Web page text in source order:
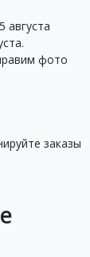
августа
фото
заказы